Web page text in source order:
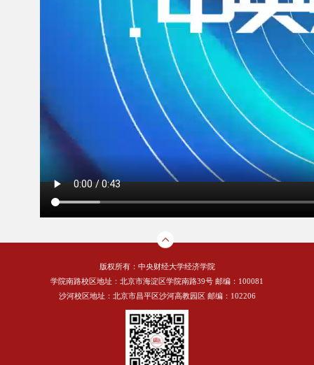
版权所有：中央财经大学经济学院
学院南路校区地址：北京市海淀区学院南路39号 邮编：100081
沙河校区地址：北京市昌平区沙河高教园区 邮编：102206